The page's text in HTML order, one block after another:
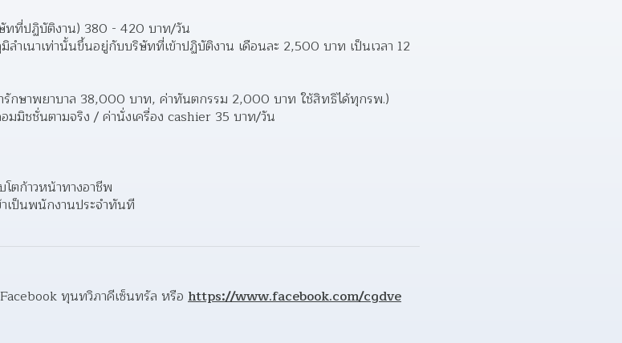
ทที่ปฏิบัติงาน) 380 - 420 บาท/วัน
ำเนาเท่านั้นขึ้นอยู่กับบริษัทที่เข้าปฏิบัติงาน เดือนละ 2,500 บาท เป็นเวลา 12
รักษาพยาบาล 38,000 บาท, ค่าทันตกรรม 2,000 บาท ใช้สิทธิได้ทุกรพ.)
มมิชชั่นตามจริง / ค่านั่งเครื่อง cashier 35 บาท/วัน
ตก้าวหน้าทางอาชีพ
าเป็นพนักงานประจำทันที
ทุนทวิภาคีเซ็นทรัล หรือ https://www.facebook.com/cgdve